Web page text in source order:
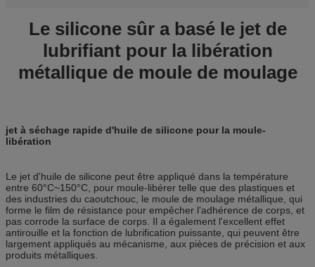
Le silicone sûr a basé le jet de
lubrifiant pour la libération
métallique de moule de moulage
jet à séchage rapide d'huile de silicone pour la moule-
libération
Le jet d'huile de silicone peut être appliqué dans la température
entre 60°C~150°C, pour moule-libérer telle que des plastiques et
des industries du caoutchouc, le moule de moulage métallique, qui
forme le film de résistance pour empêcher l'adhérence de corps, et
pas corrode la surface de corps. Il a également l'excellent effet
antirouille et la fonction de lubrification puissante, qui peuvent être
largement appliqués au mécanisme, aux pièces de précision et aux
produits métalliques.